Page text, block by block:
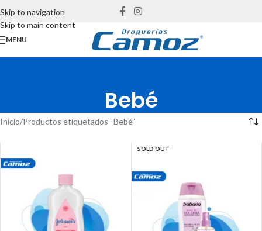
Skip to navigation
Skip to main content
MENU
Bebé
Inicio Productos etiquetados “Bebé”
SOLD OUT